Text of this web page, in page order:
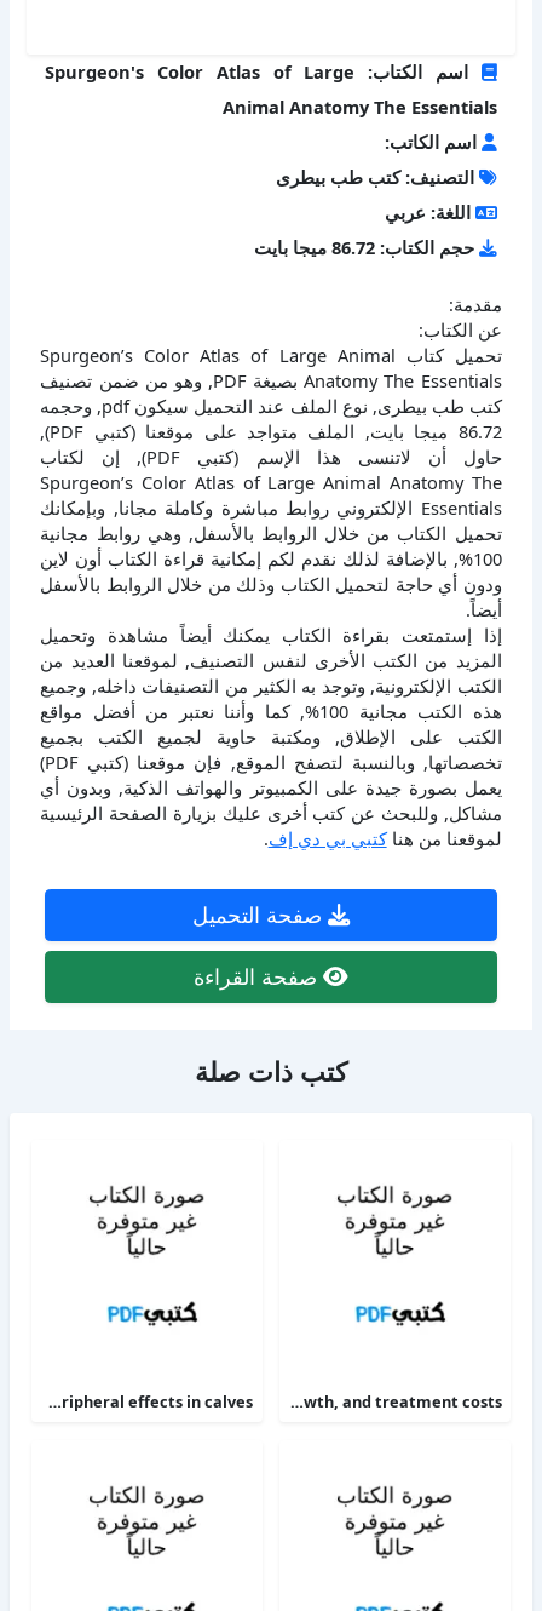
اسم الكتاب: Spurgeon's Color Atlas of Large
Animal Anatomy The Essentials
اسم الكاتب:
التصنيف: كتب طب بيطرى
اللغة: عربي
حجم الكتاب: 86.72 ميجا بايت
مقدمة:
عن الكتاب:
تحميل كتاب Spurgeon’s Color Atlas of Large Animal
Anatomy The Essentials بصيغة PDF, وهو من ضمن تصنيف
كتب طب بيطرى, نوع الملف عند التحميل سيكون pdf, وحجمه
86.72 ميجا بايت, الملف متواجد على موقعنا (كتبي PDF),
حاول أن لاتنسى هذا الإسم (كتبي PDF), إن لكتاب
Spurgeon’s Color Atlas of Large Animal Anatomy The
Essentials الإلكتروني روابط مباشرة وكاملة مجانا, وبإمكانك
تحميل الكتاب من خلال الروابط بالأسفل, وهي روابط مجانية
100%, بالإضافة لذلك نقدم لكم إمكانية قراءة الكتاب أون لاين
ودون أي حاجة لتحميل الكتاب وذلك من خلال الروابط بالأسفل
أيضاً.
إذا إستمتعت بقراءة الكتاب يمكنك أيضاً مشاهدة وتحميل
المزيد من الكتب الأخرى لنفس التصنيف, لموقعنا العديد من
الكتب الإلكترونية, وتوجد به الكثير من التصنيفات داخله, وجميع
هذه الكتب مجانية 100%, كما وأننا نعتبر من أفضل مواقع
الكتب على الإطلاق, ومكتبة حاوية لجميع الكتب بجميع
تخصصاتها, وبالنسبة لتصفح الموقع, فإن موقعنا (كتبي PDF)
يعمل بصورة جيدة على الكمبيوتر والهواتف الذكية, وبدون أي
مشاكل, وللبحث عن كتب أخرى عليك بزيارة الصفحة الرئيسية
لموقعنا من هناكتبي بي دي إف.
صفحة التحميل
صفحة القراءة
كتب ذات صلة
Targeting therapy to minimize antimicrobial use in preweaned calves effects on health, growth, and treatment costs
The alpha 2-adrenoceptor agonists xylazine and guanfacine exert different central nervous system, but comparable peripheral effects in calves